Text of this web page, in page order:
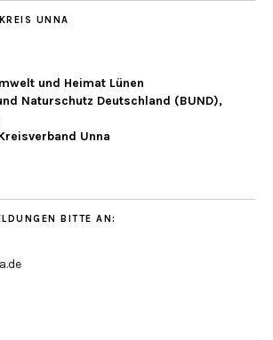
UNNA
und Heimat Lünen
Naturschutz Deutschland (BUND),
Unna
BITTE AN: